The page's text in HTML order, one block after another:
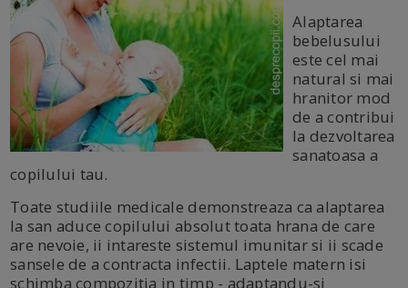
Alaptarea
bebelusului
este cel mai
natural si mai
hranitor mod
de a contribui
la dezvoltarea
sanatoasa a
copilului tau.
Toate studiile medicale demonstreaza ca alaptarea
la san aduce copilului absolut toata hrana de care
are nevoie, ii intareste sistemul imunitar si ii scade
sansele de a contracta infectii. Laptele matern isi
schimba compozitia in timp - adaptandu-si